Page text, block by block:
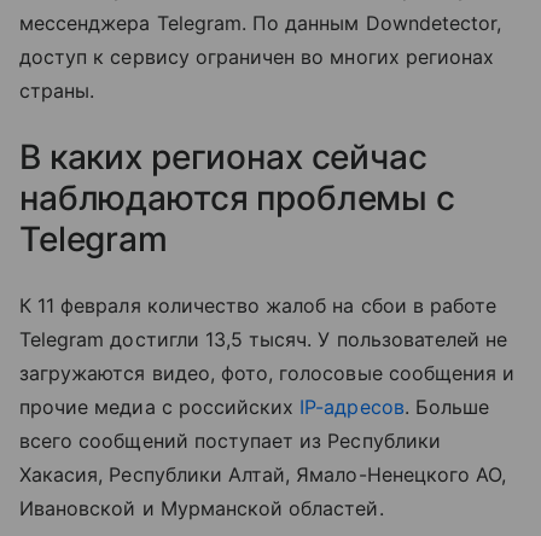
мессенджера Telegram. По данным Downdetector,
доступ к сервису ограничен во многих регионах
страны.
В каких регионах сейчас
наблюдаются проблемы с
Telegram
К 11 февраля количество жалоб на сбои в работе
Telegram достигли 13,5 тысяч. У пользователей не
загружаются видео, фото, голосовые сообщения и
прочие медиа с российских IP-адресов. Больше
всего сообщений поступает из Республики
Хакасия, Республики Алтай, Ямало-Ненецкого АО,
Ивановской и Мурманской областей.